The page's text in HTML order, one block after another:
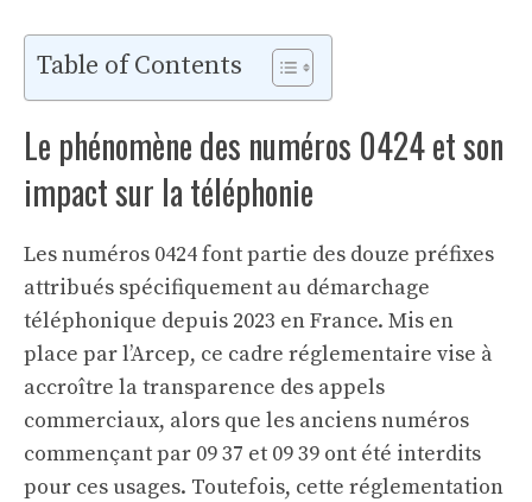
Table of Contents
Le phénomène des numéros 0424 et son
impact sur la téléphonie
Les numéros 0424 font partie des douze préfixes
attribués spécifiquement au démarchage
téléphonique depuis 2023 en France. Mis en
place par l’Arcep, ce cadre réglementaire vise à
accroître la transparence des appels
commerciaux, alors que les anciens numéros
commençant par 09 37 et 09 39 ont été interdits
pour ces usages. Toutefois, cette réglementation